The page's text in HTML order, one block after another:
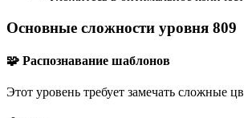
Основные сложности уровня 809
🧩 Распознавание шаблонов
Этот уровень требует замечать сложные